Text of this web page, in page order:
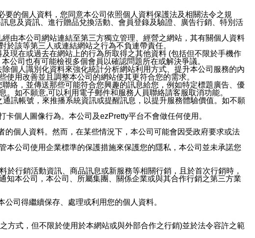
的個人資料，您同意本公司依照個人資料保護法及相關法令之規
息及資訊、進行贈品兌換活動、會員登錄及驗證、廣告行銷、特別活
由本公司網站連結至第三方獨立管理、經營之網站，其有關個人資料
該等第三人或連結網站之行為不負連帶責任。
現在或過去在網站上的行為所取得之其他資料 (包括但不限於手機作
公司也有可能檢視多個會員以確認問題所在或解決爭議。
個人識別化資料來強化統計分析網站利用方式、提升本公司服務的內
用改善並且調整本公司的網站使其更符合您的需求。
絡，並傳送那些可能符合您興趣的訊息給您，例如特定標題廣告、優
如不願意,可以利用電子郵件和服務人員聯絡請客服取消功能。
訊帳號，來推播系統資訊或提醒訊息，以提升服務體驗價值。如不願
個人圖像行為。本公司及ezPretty平台不會做任何使用。
個人資料。然而，在某些情況下，本公司可能會因受政府要求或法
公司使用企業標準的保護措施來保護您的隱私，本公司並未承諾您
行銷活動資訊、商品訊息或新服務等相關行銷，且於首次行銷時，
本公司，本公司、所屬集團、關係企業或與其合作行銷之第三方業
司得繼續保存、處理或利用您的個人資料。
方式，但不限於使用於本網站或與外部合作之行銷)並於法令容許之範